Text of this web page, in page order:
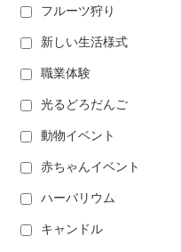
フルーツ狩り
新しい生活様式
職業体験
光るどろだんご
動物イベント
赤ちゃんイベント
ハーバリウム
キャンドル